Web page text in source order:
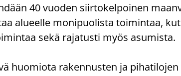
40 vuo­den siir­to­kel­poi­nen
alu­eel­le mo­ni­puo­lis­ta toi­min­taa,
sekä ra­ja­tus­ti myös asu­mis­ta.
huo­mio­ta ra­ken­nus­ten ja pi­ha­ti­lo­jen